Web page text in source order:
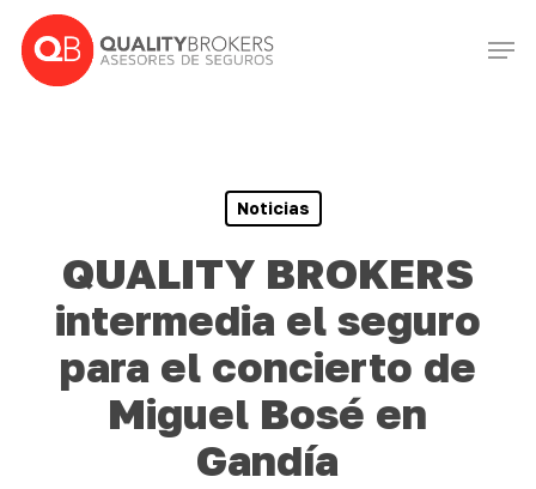
main
Noticias
QUALITY BROKERS
intermedia el seguro
para el concierto de
Miguel Bosé en
Gandía